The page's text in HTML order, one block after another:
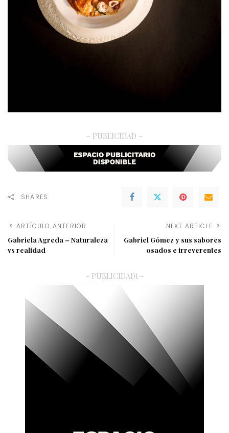
– PUBLICIDAD –
SHARES
ARTÍCULO ANTERIOR
Gabriela Agreda – Naturaleza
vs realidad
NEXT ARTICLE
Gabriel Gómez y sus sabores
osados e irreverentes
– PUBLICIDADt –